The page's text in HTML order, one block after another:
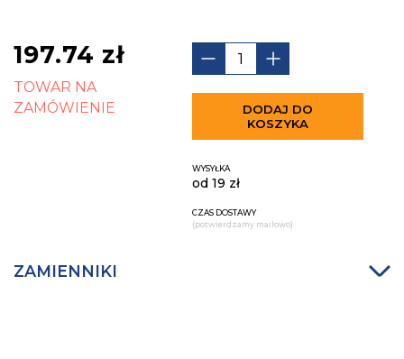
197.74 zł
TOWAR NA
ZAMÓWIENIE
DODAJ DO
KOSZYKA
WYSYŁKA
od 19 zł
CZAS DOSTAWY
(potwierdzamy mailowo)
ZAMIENNIKI